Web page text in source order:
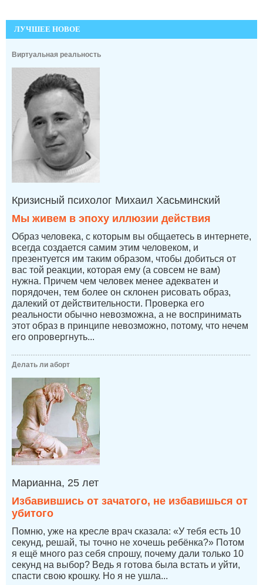
ЛУЧШЕЕ НОВОЕ
Виртуальная реальность
Кризисный психолог Михаил Хасьминский
Мы живем в эпоху иллюзии действия
Образ человека, с которым вы общаетесь в интернете,
всегда создается самим этим человеком, и
презентуется им таким образом, чтобы добиться от
вас той реакции, которая ему (а совсем не вам)
нужна. Причем чем человек менее адекватен и
порядочен, тем более он склонен рисовать образ,
далекий от действительности. Проверка его
реальности обычно невозможна, а не воспринимать
этот образ в принципе невозможно, потому, что нечем
его опровергнуть...
Делать ли аборт
Марианна, 25 лет
Избавившись от зачатого, не избавишься от
убитого
Помню, уже на кресле врач сказала: «У тебя есть 10
секунд, решай, ты точно не хочешь ребёнка?» Потом
я ещё много раз себя спрошу, почему дали только 10
секунд на выбор? Ведь я готова была встать и уйти,
спасти свою крошку. Но я не ушла...